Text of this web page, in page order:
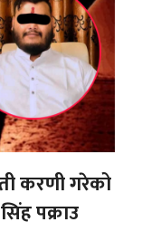
करणी गरेको
पक्राउ